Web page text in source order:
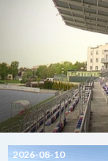
2026-08-10